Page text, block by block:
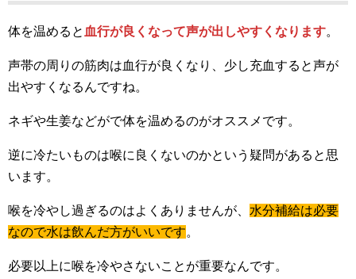
体を温めると 血行が良くなって声が出しやすくなります。
声帯の周りの筋肉は血行が良くなり、少し充血すると声が
出やすくなるんですね。
ネギや生姜などがで体を温めるのがオススメです。
逆に冷たいものは喉に良くないのかという疑問があると思
います。
喉を冷やし過ぎるのはよくありませんが、 水分補給は必要
なので水は飲んだ方がいいです。
必要以上に喉を冷やさないことが重要なんです。